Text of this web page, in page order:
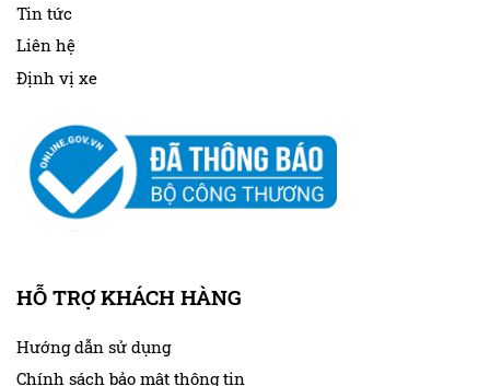
Tin tức
Liên hệ
Định vị xe
HỖ TRỢ KHÁCH HÀNG
Hướng dẫn sử dụng
Chính sách bảo mật thông tin